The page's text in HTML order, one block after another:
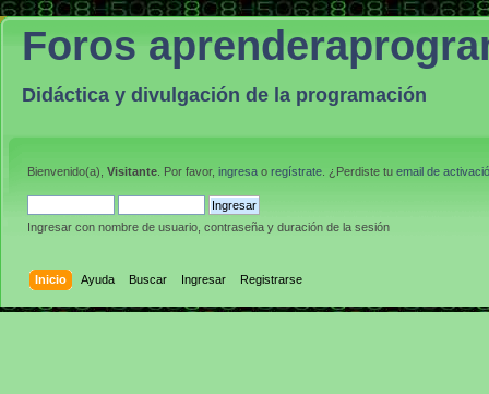
Foros
Didáctica y divulgación de la programación
Bienvenido(a), Visitante . Por favor, ingresa o regístrate . ¿Perdiste tu email de
Ingresar con nombre de usuario, contraseña y duración de la sesión
Inicio Ayuda Buscar Ingresar Registrarse